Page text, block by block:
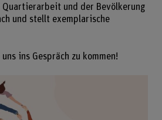
Quartierarbeit und der Bevölkerung
und stellt exemplarische
ins Gespräch zu kommen!